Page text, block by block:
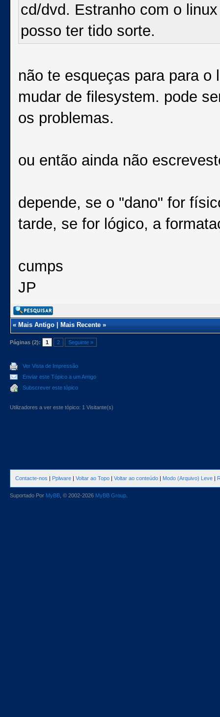
cd/dvd. Estranho com o
posso ter tido sorte.
não te esqueças para para
mudar de filesystem. pode
os problemas.
ou então ainda não
depende, se o "dano" for
tarde, se for lógico, a
cumps
JP
«Mais Antigo|Mais Recente»
Páginas (2): 1 2 Seguinte »
Ver Vista de Impressão
Enviar este Tópico a um Amigo
Subscrever este tópico
Utilizadores a ver este tópico: 1 Visitante(s)
Contacte-nos | Pplware | Voltar ao Topo | Voltar ao conteúdo | Modo (Arquivo) Leve |
Suportado Por MyBB , © 2002-2026 MyBB Group